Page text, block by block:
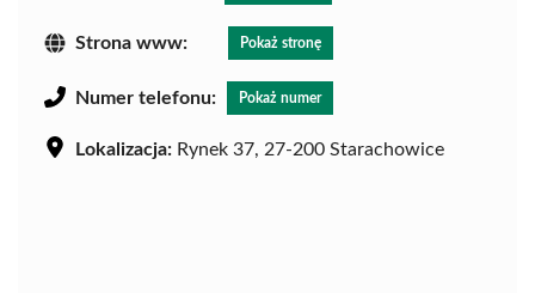
Strona www: Pokaż stronę
Numer telefonu: Pokaż numer
Lokalizacja: Rynek 37, 27-200 Starachowice